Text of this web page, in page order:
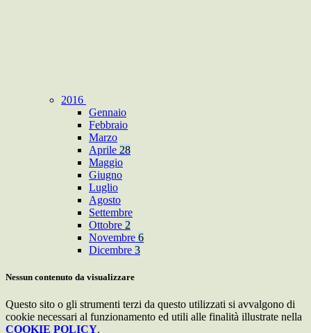
2016
Gennaio
Febbraio
Marzo
Aprile 28
Maggio
Giugno
Luglio
Agosto
Settembre
Ottobre 2
Novembre 6
Dicembre 3
Nessun contenuto da visualizzare
Questo sito o gli strumenti terzi da questo utilizzati si avvalgono di
cookie necessari al funzionamento ed utili alle finalità illustrate nella
COOKIE POLICY.